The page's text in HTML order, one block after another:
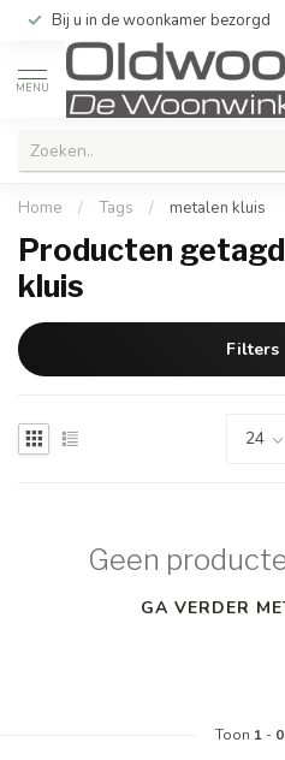
Bij u in de woonkamer bezorgd
MENU
Home / Tags / metalen kluis
Producten
kluis
Filters
Geen
GA VERDER
Toon 1 - 0